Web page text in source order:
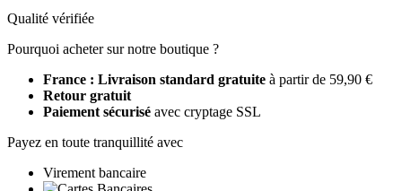
Qualité vérifiée
Pourquoi acheter sur notre boutique ?
France : Livraison standard gratuite à partir de 59,90 €
Retour gratuit
Paiement sécurisé avec cryptage SSL
Payez en toute tranquillité avec
Virement bancaire